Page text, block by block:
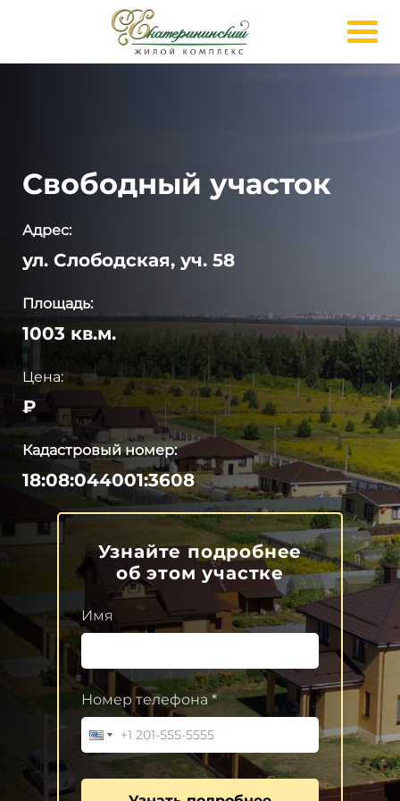
Свободный участок
Адрес:
ул. Слободская, уч. 58
Площадь:
1003 кв.м.
Цена:
₽
Кадастровый номер:
18:08:044001:3608
Узнайте подробнее
об этом участке
Имя
Номер телефона *